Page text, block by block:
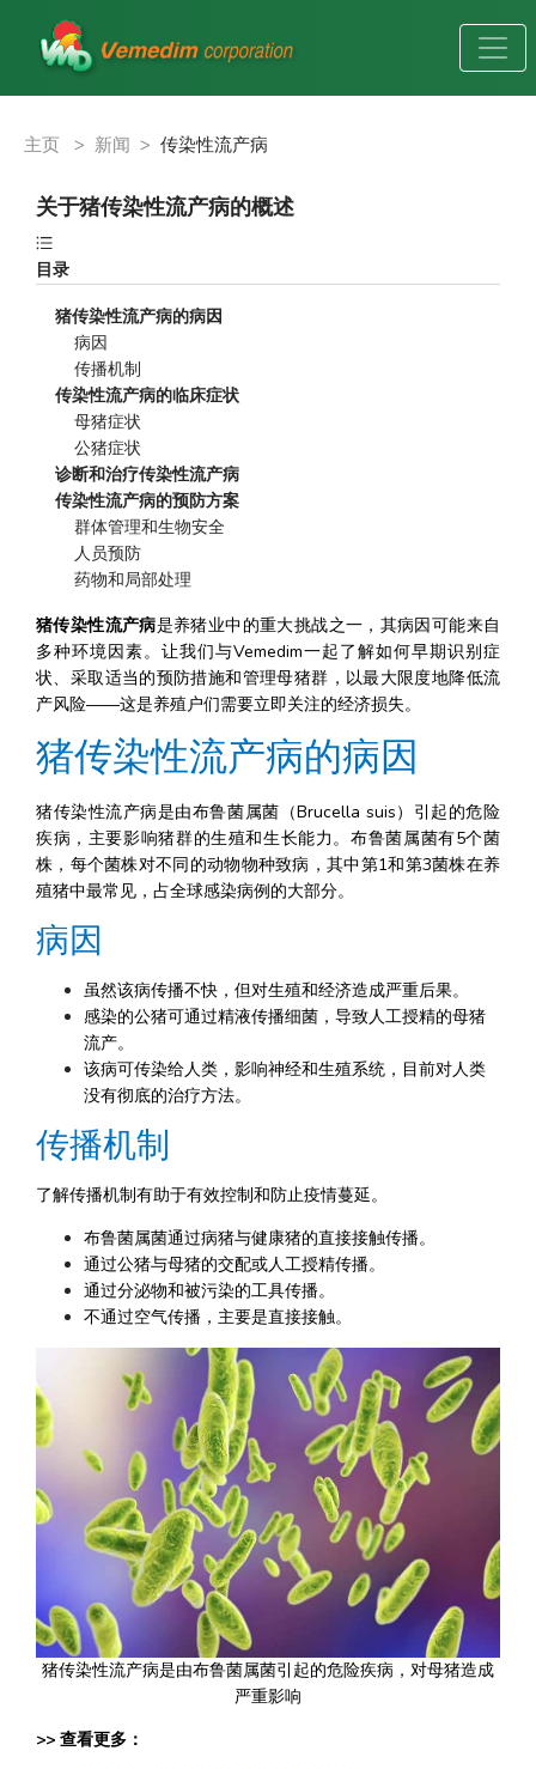
主页 > 新闻 > 传染性流产病
关于猪传染性流产病的概述
目录
猪传染性流产病的病因
病因
传播机制
传染性流产病的临床症状
母猪症状
公猪症状
诊断和治疗传染性流产病
传染性流产病的预防方案
群体管理和生物安全
人员预防
药物和局部处理
猪传染性流产病是养猪业中的重大挑战之一，其病因可能来自
多种环境因素。让我们与Vemedim一起了解如何早期识别症
状、采取适当的预防措施和管理母猪群，以最大限度地降低流
产风险——这是养殖户们需要立即关注的经济损失。
猪传染性流产病的病因
猪传染性流产病是由布鲁菌属菌（Brucella suis）引起的危险
疾病，主要影响猪群的生殖和生长能力。布鲁菌属菌有5个菌
株，每个菌株对不同的动物物种致病，其中第1和第3菌株在养
殖猪中最常见，占全球感染病例的大部分。
病因
虽然该病传播不快，但对生殖和经济造成严重后果。
感染的公猪可通过精液传播细菌，导致人工授精的母猪
流产。
该病可传染给人类，影响神经和生殖系统，目前对人类
没有彻底的治疗方法。
传播机制
了解传播机制有助于有效控制和防止疫情蔓延。
布鲁菌属菌通过病猪与健康猪的直接接触传播。
通过公猪与母猪的交配或人工授精传播。
通过分泌物和被污染的工具传播。
不通过空气传播，主要是直接接触。
猪传染性流产病是由布鲁菌属菌引起的危险疾病，对母猪造成
严重影响
>> 查看更多：